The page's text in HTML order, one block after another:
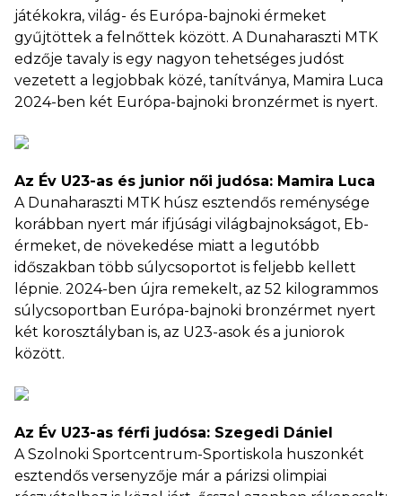
játékokra, világ- és Európa-bajnoki érmeket
gyűjtöttek a felnőttek között. A Dunaharaszti MTK
edzője tavaly is egy nagyon tehetséges judóst
vezetett a legjobbak közé, tanítványa, Mamira Luca
2024-ben két Európa-bajnoki bronzérmet is nyert.
Az Év U23-as és junior női judósa: Mamira Luca
A Dunaharaszti MTK húsz esztendős reménysége
korábban nyert már ifjúsági világbajnokságot, Eb-
érmeket, de növekedése miatt a legutóbb
időszakban több súlycsoportot is feljebb kellett
lépnie. 2024-ben újra remekelt, az 52 kilogrammos
súlycsoportban Európa-bajnoki bronzérmet nyert
két korosztályban is, az U23-asok és a juniorok
között.
Az Év U23-as férfi judósa: Szegedi Dániel
A Szolnoki Sportcentrum-Sportiskola huszonkét
esztendős versenyzője már a párizsi olimpiai